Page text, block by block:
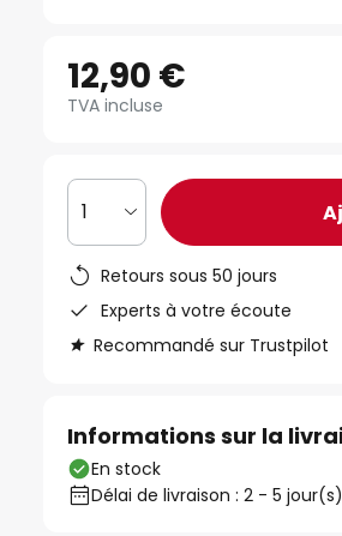
12,90 €
TVA incluse
1
Retours sous 50 jours
Experts à votre écoute
Recommandé sur Trustpilot
Informations sur la
En stock
Délai de livraison : 2 - 5